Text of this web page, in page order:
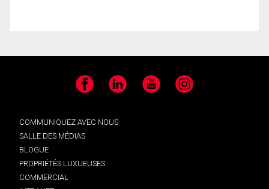
Facebook LinkedIn YouTube Instagram
COMMUNIQUEZ AVEC NOUS
SALLE DES MÉDIAS
BLOGUE
PROPRIÉTÉS LUXUEUSES
COMMERCIAL